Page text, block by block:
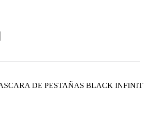
DE PESTAÑAS BLACK